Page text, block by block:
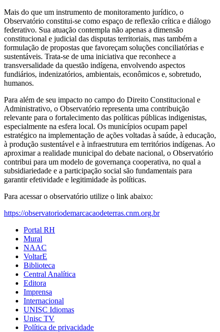
Mais do que um instrumento de monitoramento jurídico, o
Observatório constitui-se como espaço de reflexão crítica e diálogo
federativo. Sua atuação contempla não apenas a dimensão
constitucional e judicial das disputas territoriais, mas também a
formulação de propostas que favoreçam soluções conciliatórias e
sustentáveis. Trata-se de uma iniciativa que reconhece a
transversalidade da questão indígena, envolvendo aspectos
fundiários, indenizatórios, ambientais, econômicos e, sobretudo,
humanos.
Para além de seu impacto no campo do Direito Constitucional e
Administrativo, o Observatório representa uma contribuição
relevante para o fortalecimento das políticas públicas indigenistas,
especialmente na esfera local. Os municípios ocupam papel
estratégico na implementação de ações voltadas à saúde, à educação,
à produção sustentável e à infraestrutura em territórios indígenas. Ao
aproximar a realidade municipal do debate nacional, o Observatório
contribui para um modelo de governança cooperativa, no qual a
subsidiariedade e a participação social são fundamentais para
garantir efetividade e legitimidade às políticas.
Para acessar o observatório utilize o link abaixo:
https://observatoriodemarcacaodeterras.cnm.org.br
Portal RH
Mural
NAAC
VoltarE
Biblioteca
Central Analítica
Editora
Imprensa
Internacional
UNISC Idiomas
Unisc TV
Política de privacidade